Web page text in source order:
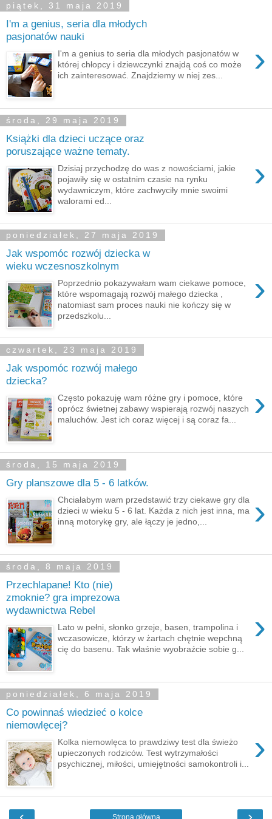
piątek, 31 maja 2019
I'm a genius, seria dla młodych
pasjonatów nauki
›
I'm a genius to seria dla młodych pasjonatów w
której chłopcy i dziewczynki znajdą coś co może
ich zainteresować. Znajdziemy w niej zes...
środa, 29 maja 2019
Książki dla dzieci uczące oraz
poruszające ważne tematy.
›
Dzisiaj przychodzę do was z nowościami, jakie
pojawiły się w ostatnim czasie na rynku
wydawniczym, które zachwyciły mnie swoimi
walorami ed...
poniedziałek, 27 maja 2019
Jak wspomóc rozwój dziecka w
wieku wczesnoszkolnym
›
Poprzednio pokazywałam wam ciekawe pomoce,
które wspomagają rozwój małego dziecka ,
natomiast sam proces nauki nie kończy się w
przedszkolu...
czwartek, 23 maja 2019
Jak wspomóc rozwój małego
dziecka?
›
Często pokazuję wam różne gry i pomoce, które
oprócz świetnej zabawy wspierają rozwój naszych
maluchów. Jest ich coraz więcej i są coraz fa...
środa, 15 maja 2019
Gry planszowe dla 5 - 6 latków.
›
Chciałabym wam przedstawić trzy ciekawe gry dla
dzieci w wieku 5 - 6 lat. Każda z nich jest inna, ma
inną motorykę gry, ale łączy je jedno,...
środa, 8 maja 2019
Przechlapane! Kto (nie)
zmoknie? gra imprezowa
wydawnictwa Rebel
›
Lato w pełni, słonko grzeje, basen, trampolina i
wczasowicze, którzy w żartach chętnie wepchną
cię do basenu. Tak właśnie wyobraźcie sobie g...
poniedziałek, 6 maja 2019
Co powinnaś wiedzieć o kolce
niemowlęcej?
›
Kolka niemowlęca to prawdziwy test dla świeżo
upieczonych rodziców. Test wytrzymałości
psychicznej, miłości, umiejętności samokontroli i...
Strona główna